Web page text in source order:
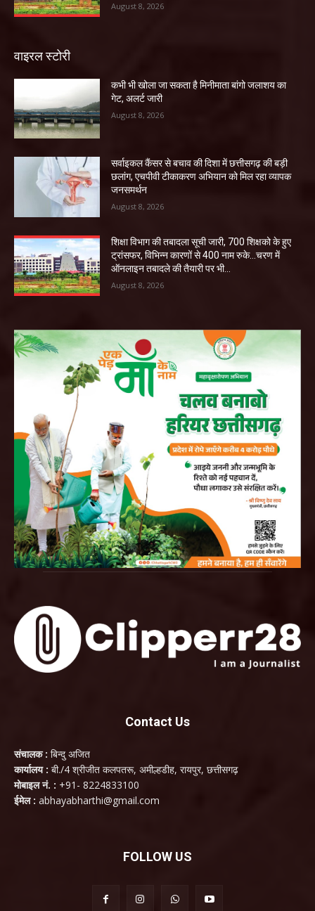
August 8, 2026
वाइरल स्टोरी
कभी भी खोला जा सकता है मिनीमाता बांगो जलाशय का
गेट, अलर्ट जारी
August 8, 2026
सर्वाइकल कैंसर से बचाव की दिशा में छत्तीसगढ़ की बड़ी
छलांग, एचपीवी टीकाकरण अभियान को मिल रहा व्यापक
जनसमर्थन
August 8, 2026
शिक्षा विभाग की तबादला सूची जारी, 700 शिक्षको के हुए
ट्रांसफर, विभिन्न कारणों से 400 नाम रुके…चरण में
ऑनलाइन तबादले की तैयारी पर भी...
August 8, 2026
Contact Us
संचालक : बिन्दु अजित
कार्यालय : बी./4 श्रीजीत कलपतरू, अमील्हडीह, रायपुर, छत्तीसगढ़
मोबाइल नं. : +91- 8224833100
ईमेल : abhayabharthi@gmail.com
FOLLOW US